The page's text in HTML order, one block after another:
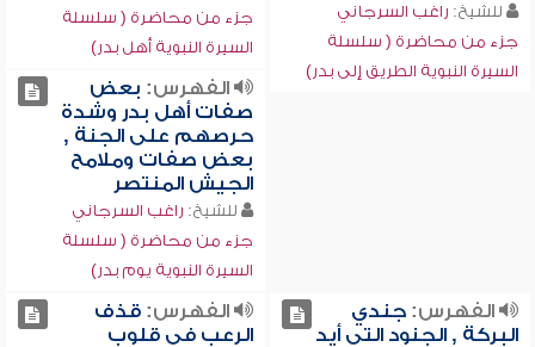
للشيخ: راغب السرجاني
جزء من محاضرة ( سلسلة
السيرة النبوية الطريق إلى بدر)
جزء من محاضرة ( سلسلة
السيرة النبوية أهل بدر)
الفهرس: بعض
صفات أهل بدر وشدة
حرصهم على الجنة ,
بعض صفات وملامح
الجيش المنتصر
للشيخ: راغب السرجاني
جزء من محاضرة ( سلسلة
السيرة النبوية يوم بدر)
الفهرس:جندي
البركة , الجنود التي أيد
الفهرس:قذف
الرعب في قلوب